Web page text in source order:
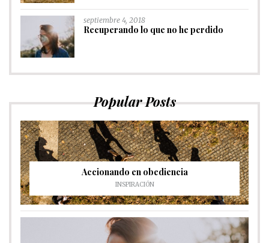
septiembre 4, 2018
Recuperando lo que no he perdido
Popular Posts
Accionando en obediencia
INSPIRACIÓN